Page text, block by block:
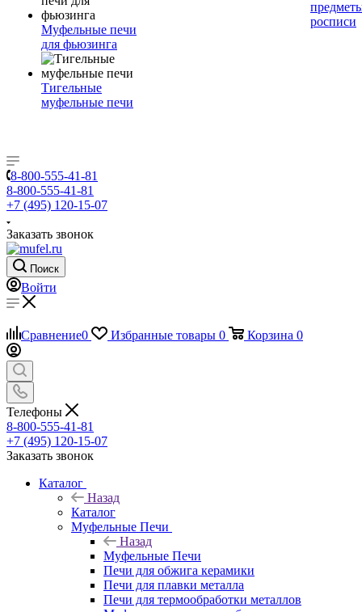
Муфельные печи
для фьюзинга
Тигельные
муфельные печи
росписи
8-800-555-41-81
8-800-555-41-81
+7 (495) 120-15-07
Заказать звонок
Поиск
Войти
Сравнение0 Избранные товары 0 Корзина 0
Телефоны
8-800-555-41-81
+7 (495) 120-15-07
Заказать звонок
Каталог
Назад
Каталог
Муфельные Печи
Назад
Муфельные Печи
Печи для обжига керамики
Печи для плавки металла
Печи для термообработки металлов